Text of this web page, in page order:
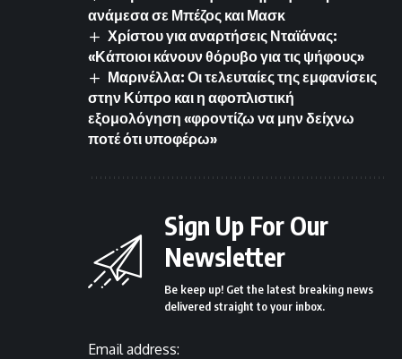
ανάμεσα σε Μπέζος και Μασκ
Χρίστου για αναρτήσεις Νταϊάνας:
«Κάποιοι κάνουν θόρυβο για τις ψήφους»
Μαρινέλλα: Οι τελευταίες της εμφανίσεις
στην Κύπρο και η αφοπλιστική
εξομολόγηση «φροντίζω να μην δείχνω
ποτέ ότι υποφέρω»
Sign Up For Our
Newsletter
Be keep up! Get the latest breaking news
delivered straight to your inbox.
Email address: